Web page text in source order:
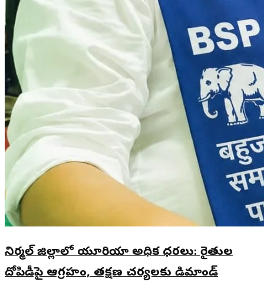
నిర్మల్ జిల్లాలో యూరియా అధిక ధరలు: రైతుల
దోపిడీపై ఆగ్రహం, తక్షణ చర్యలకు డిమాండ్